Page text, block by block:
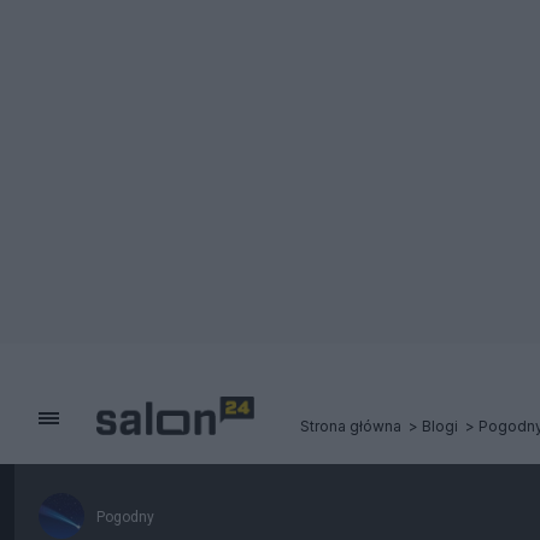
Strona główna Blogi
Pogodny